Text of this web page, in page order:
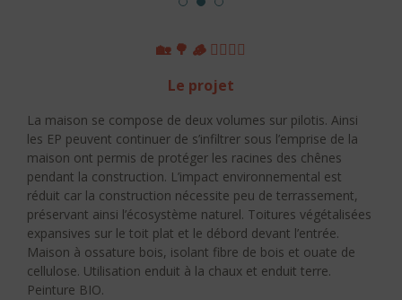
🏡 🌳 🪵 👷‍♀️👷‍♂️
Le projet
La maison se compose de deux volumes sur pilotis. Ainsi
les EP peuvent continuer de s’infiltrer sous l’emprise de la
maison ont permis de protéger les racines des chênes
pendant la construction. L’impact environnemental est
réduit car la construction nécessite peu de terrassement,
préservant ainsi l’écosystème naturel. Toitures végétalisées
expansives sur le toit plat et le débord devant l’entrée.
Maison à ossature bois, isolant fibre de bois et ouate de
cellulose. Utilisation enduit à la chaux et enduit terre.
Peinture BIO.